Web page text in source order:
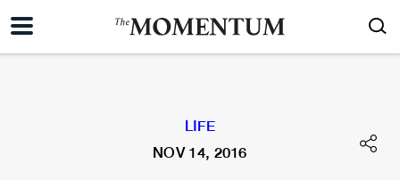
LIFE
NOV 14, 2016